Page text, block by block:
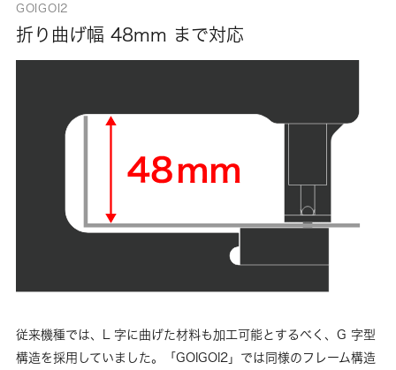
GOIGOI2
折り曲げ幅 48mm まで対応
従来機種では、L 字に曲げた材料も加工可能とするべく、G 字型
構造を採用していました。「GOIGOI2」では同様のフレーム構造